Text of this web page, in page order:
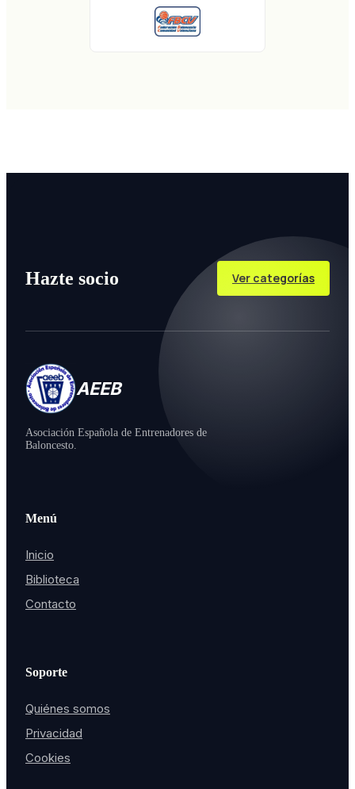
Hazte socio Ver categorías
AEEB
Baloncesto.
Menú
Inicio
Biblioteca
Contacto
Quiénes somos
Privacidad
Cookies